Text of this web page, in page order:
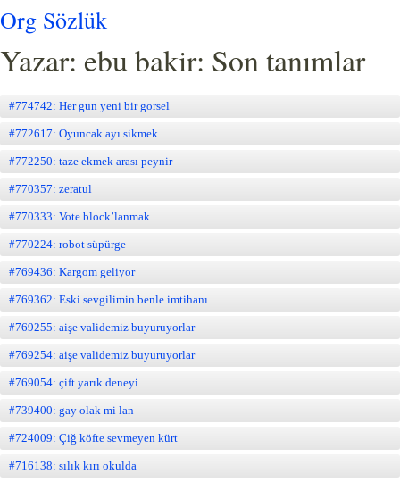
Org Sözlük
Yazar: ebu bakir: Son tanımlar
#774742: Her gun yeni bir gorsel
#772617: Oyuncak ayı sikmek
#772250: taze ekmek arası peynir
#770357: zeratul
#770333: Vote block’lanmak
#770224: robot süpürge
#769436: Kargom geliyor
#769362: Eski sevgilimin benle imtihanı
#769255: aişe validemiz buyuruyorlar
#769254: aişe validemiz buyuruyorlar
#769054: çift yarık deneyi
#739400: gay olak mi lan
#724009: Çiğ köfte sevmeyen kürt
#716138: sılık kırı okulda